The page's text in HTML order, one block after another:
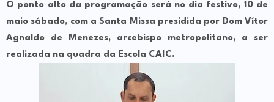
O ponto alto da programação será no dia festivo, 10 de
maio sábado, com a Santa Missa presidida por Dom Vítor
Agnaldo de Menezes, arcebispo metropolitano, a ser
realizada na quadra da Escola CAIC.